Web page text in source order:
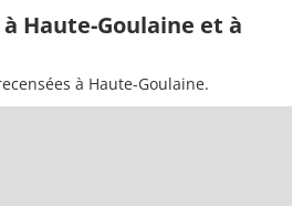
Haute-Goulaine et à
à Haute-Goulaine.